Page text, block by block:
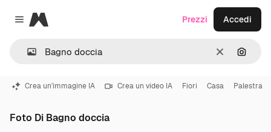
Close menu
Magnific
CancellaCerca
Prezzi Accedi
Crea un'immagine IA Crea un video IA Fiori Casa Palestra
Foto Di Bagno doccia